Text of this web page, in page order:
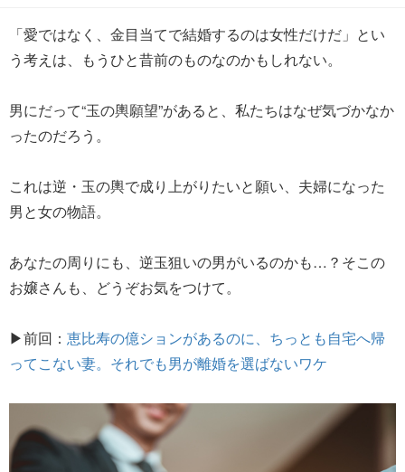
「愛ではなく、金目当てで結婚するのは女性だけだ」とい
う考えは、もうひと昔前のものなのかもしれない。
男にだって“玉の輿願望”があると、私たちはなぜ気づかなか
ったのだろう。
これは逆・玉の輿で成り上がりたいと願い、夫婦になった
男と女の物語。
あなたの周りにも、逆玉狙いの男がいるのかも…？そこの
お嬢さんも、どうぞお気をつけて。
▶前回： 恵比寿の億ションがあるのに、ちっとも自宅へ帰
ってこない妻。それでも男が離婚を選ばないワケ